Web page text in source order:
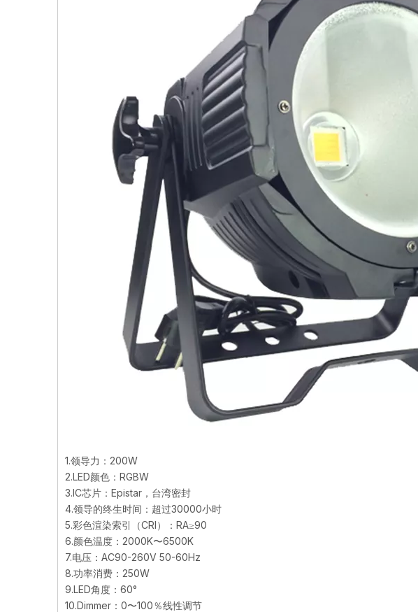
1.领导力：200W
2.LED颜色：RGBW
3.IC芯片：Epistar，台湾密封
4.领导的终生时间：超过30000小时
5.彩色渲染索引（CRI）：RA≥90
6.颜色温度：2000K〜6500K
7.电压：AC90-260V 50-60Hz
8.功率消费：250W
9.LED角度：60°
10.Dimmer：0〜100％线性调节